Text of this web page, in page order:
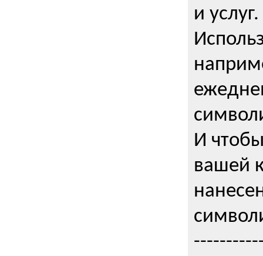
и услуг.
И
вашей